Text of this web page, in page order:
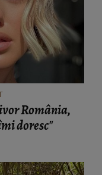
România,
doresc"